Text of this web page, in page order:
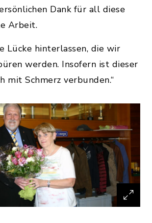
Dank für all diese
Arbeit.
Lücke hinterlassen, die wir
werden. Insofern ist dieser
mit Schmerz verbunden.“